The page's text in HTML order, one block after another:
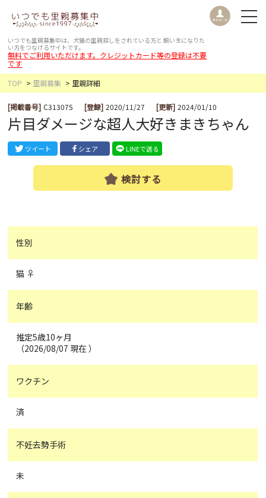
いつでも里親募集中は、犬猫の里親探しをされている方と 飼い主になりた
い方をつなげるサイトです。
無料でご利用いただけます。クレジットカード等の登録は不要
です
TOP
里親募集 里親詳細
[掲載番号] C313075 [登録] 2020/11/27 [更新] 2024/01/10
片目ダメージな超人大好きまきちゃん
ツイート シェア LINEで送る
検討する
性別
猫 ♀
年齢
推定5歳10ヶ月
（2026/08/07 現在 ）
ワクチン
済
不妊去勢手術
未